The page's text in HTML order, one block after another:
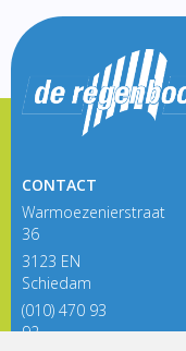
CONTACT
Warmoezenierstraat
36
3123 EN
Schiedam
(010) 470 93
92